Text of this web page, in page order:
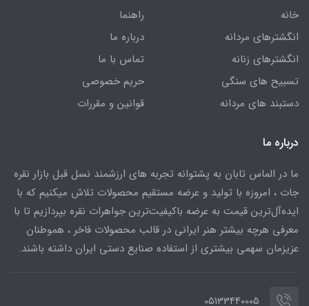
خانه
انگشترهای مردانه
انگشترهای زنانه
تسبیح های سنگی
دستبند های مردانه
راهنما
درباره ما
تماس با ما
حریم خصوصی
قوانین و مقررات
درباره ما
ما در الماس تابان به پشتوانه تجربه های ارزشمند نسل قبل بازار نقره
جات ، امروزه با تولید و عرضه مستقیم محصولات تلاش میکنیم که با
ایده‌آل‌ترین قیمت به عرضه باکیفیت‌ترین جواهرات نقره بپردازیم تا با
معرفی هرچه بیشتر هنر ایرانی در قالب محصولات فاخر ، هموطنان
عزیزمان سهمی بیشتری از استفاده صنایع دستی ایران داشته باشند.
05133440005